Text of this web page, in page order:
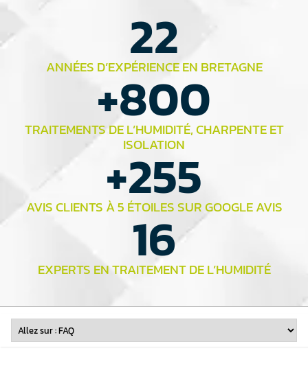
ANNÉES D’EXPÉRIENCE EN BRETAGNE
22
TRAITEMENTS DE L’HUMIDITÉ, CHARPENTE ET
ISOLATION
+800
AVIS CLIENTS À 5 ÉTOILES SUR GOOGLE AVIS
+255
EXPERTS EN TRAITEMENT DE L’HUMIDITÉ
16